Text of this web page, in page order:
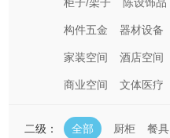
柜子/架子 陈设饰品
构件五金 器材设备
家装空间 酒店空间
商业空间 文体医疗
二级： 全部 厨柜 餐具